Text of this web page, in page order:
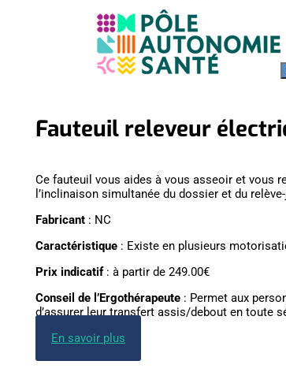
Fauteuil releveur
Ce fauteuil vous aides à vous asseoir et vous
l’inclinaison simultanée du dossier et du
Fabricant : NC
Caractéristique : Existe en plusieurs
Prix indicatif: à partir de 249.00€
Conseil de l’Ergothérapeute : Permet aux
d’assurer leur transfert assis/debout en toute
En savoir plus